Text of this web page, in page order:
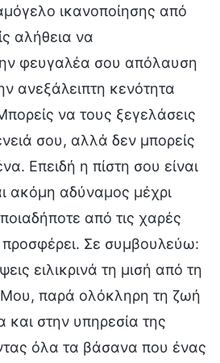
ικανοποίησης από
αλήθεια να
φευγαλέα σου απόλαυση
ανεξάλειπτη κενότητα
να τους ξεγελάσεις
σου, αλλά δεν μπορείς
Επειδή η πίστη σου είναι
ακόμη αδύναμος μέχρι
από τις χαρές
Σε συμβουλεύω:
ειλικρινά τη μισή από τη
παρά ολόκληρη τη ζωή
και στην υπηρεσία της
όλα τα βάσανα που ένας